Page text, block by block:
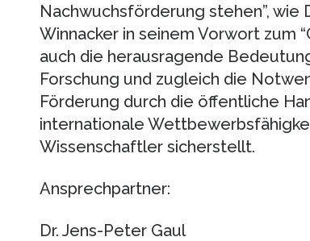
Nachwuchsförderung stehen”,
Winnacker in seinem Vorwort zum
auch die herausragende
Forschung und zugleich die
Förderung durch die öffentliche
internationale
Wissenschaftler sicherstellt.
Ansprechpartner:
Dr. Jens-Peter Gaul